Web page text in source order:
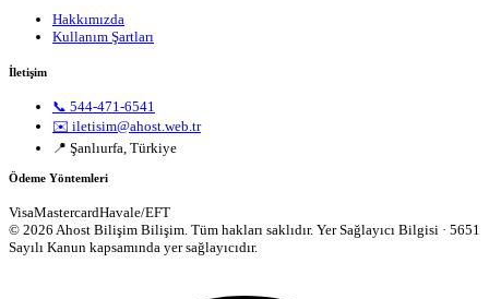
Hakkımızda
Kullanım Şartları
İletişim
📞 544-471-6541
✉️ iletisim@ahost.web.tr
📍 Şanlıurfa, Türkiye
Ödeme Yöntemleri
VisaMastercardHavale/EFT
© 2026 Ahost Bilişim Bilişim. Tüm hakları saklıdır. Yer Sağlayıcı Bilgisi · 5651
Sayılı Kanun kapsamında yer sağlayıcıdır.